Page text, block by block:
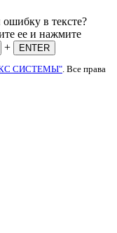
в тексте?
ее и нажмите
+
ENTER
СИСТЕМЫ" . Все права